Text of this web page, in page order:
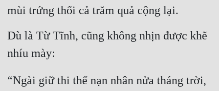
mùi trứng thối cả trăm quả cộng lại.
Dù là Từ Tĩnh, cũng không nhịn được khẽ
nhíu mày:
“Ngài giữ thi thể nạn nhân nửa tháng trời,